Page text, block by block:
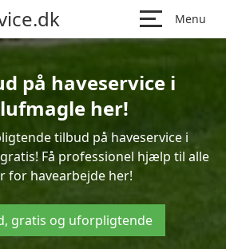
Menu
på haveservice i
her!
tilbud på haveservice i
Få professionel hjælp til alle
for havearbejde her!
gratis og uforpligtende